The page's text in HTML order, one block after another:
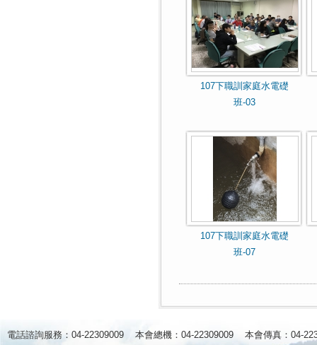
107下職訓家庭水電礎
班-03
107下職訓家庭水電礎
班-07
電話諮詢服務：04-22309009 本會總機：04-22309009 本會傳真：04-